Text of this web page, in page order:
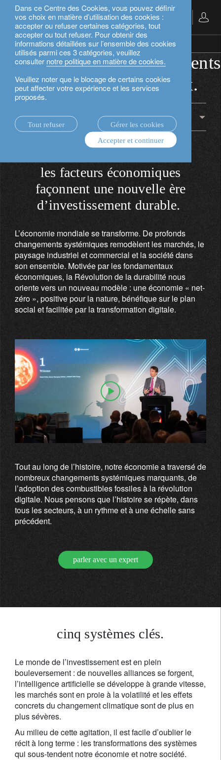
Dans ce Centre des Cookies, vous pouvez définir
vos choix en matière d’utilisation des cookies :
accepter ou refuser certaines catégories, tout
accepter ou tout refuser. Pour obtenir des
informations détaillées sur l’ensemble des cookies
utilisés parmi ces 3 catégories, veuillez
consulter notre politique en matière de cookies.
Veuillez noter que le blocage de certains cookies
peut affecter votre expérience et les services
proposés.
Tout refuser
Gérer les cookies
Accepter et continuer
Français
repensez la durabilité. changements systémiques.
investir dans les changements
systémiques mondiaux.
changements systémiques
les facteurs économiques
façonnent une nouvelle ère
d’investissement durable.
L’économie mondiale se transforme. De profonds
changements systémiques remodèlent les marchés, le
paysage industriel et commercial et la société dans
son ensemble. Motivée par les fondamentaux
économiques, la Révolution de la durabilité nous
oriente vers un nouveau modèle : une économie « net-
zéro », positive pour la nature, bénéfique sur le plan
social et facilitée par la transformation digitale.
Tout au long de l’histoire, notre économie a traversé de
nombreux changements systémiques marquants, de
l’adoption des combustibles fossiles à la révolution
digitale. Nous pensons que l’histoire se répète, dans
tous les secteurs, à un rythme et à une échelle sans
précédent.
parler avec un expert
cinq systèmes clés.
Le monde de l’investissement est en plein
bouleversement : de nouvelles alliances se forgent,
l’intelligence artificielle se développe à grande vitesse,
les marchés sont en proie à la volatilité et les effets
concrets du changement climatique sont de plus en
plus sévères.
Au milieu de cette agitation, il est facile d’oublier le
récit à long terme : les transformations des systèmes
qui sous-tendent notre économie et notre société.